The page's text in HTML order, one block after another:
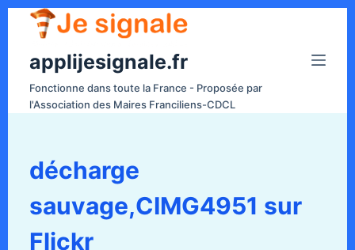
applijesignale.fr
Fonctionne dans toute la France - Proposée par
l'Association des Maires Franciliens-CDCL
décharge
sauvage,CIMG4951 sur
Flickr